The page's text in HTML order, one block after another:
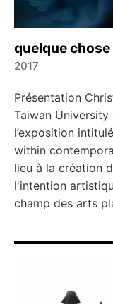
quelque
2017
Présentation
Taiwan
l’exposition
within
lieu à la création
l'intention
champ des arts